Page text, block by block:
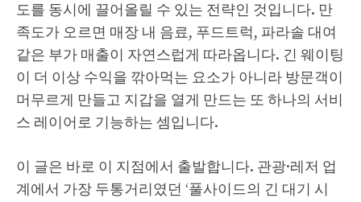
도를 동시에 끌어올릴 수 있는 전략인 것입니다. 만
족도가 오르면 매장 내 음료, 푸드트럭, 파라솔 대여
같은 부가 매출이 자연스럽게 따라옵니다. 긴 웨이팅
이 더 이상 수익을 깎아먹는 요소가 아니라 방문객이
머무르게 만들고 지갑을 열게 만드는 또 하나의 서비
스 레이어로 기능하는 셈입니다.
이 글은 바로 이 지점에서 출발합니다. 관광·레저 업
계에서 가장 두통거리였던 ‘풀사이드의 긴 대기 시